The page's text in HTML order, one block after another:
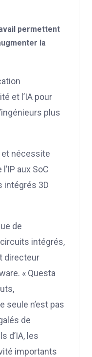
permettent
la
et l’IA pour
plus
et nécessite
aux SoC
intégrés 3D
de
intégrés,
directeur
« Questa
n’est pas
de
d’IA, les
importants